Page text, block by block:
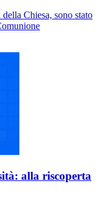
Chiesa, sono stato
alla riscoperta